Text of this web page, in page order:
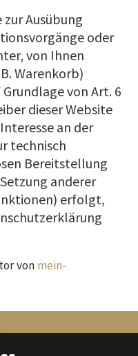
zur Ausübung
oder
von Ihnen
Warenkorb)
von Art. 6
dieser Website
an der
technisch
Bereitstellung
anderer
erfolgt,
von mein-
|